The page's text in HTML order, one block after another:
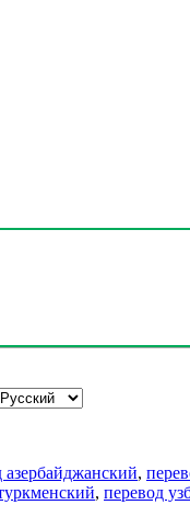
азербайджанский,
, перевод